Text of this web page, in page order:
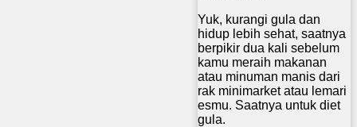
Yuk, kurangi gula dan
hidup lebih sehat, saatnya
berpikir dua kali sebelum
kamu meraih makanan
atau minuman manis dari
rak minimarket atau lemari
esmu. Saatnya untuk diet
gula.